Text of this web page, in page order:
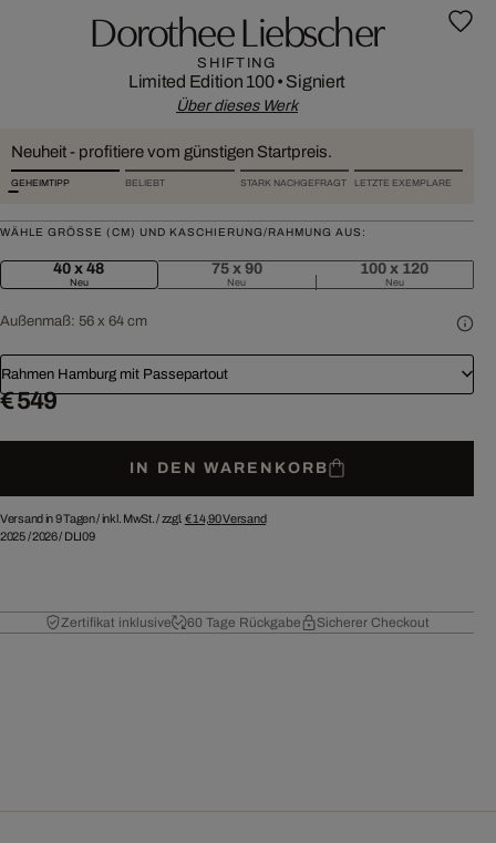
Dorothee Liebscher
SHIFTING
Limited Edition 100• Signiert
Über dieses Werk
Neuheit - profitiere vom günstigen Startpreis.
GEHEIMTIPP BELIEBT STARK NACHGEFRAGT LETZTE EXEMPLARE
WÄHLE GRÖSSE (CM) UND KASCHIERUNG/RAHMUNG AUS:
40 x 48
Neu
75 x 90
Neu
100 x 120
Neu
Außenmaß: 56 x 64 cm
Rahmen Hamburg mit Passepartout
€ 549
IN DEN WARENKORB
Versand in 9 Tagen /inkl. MwSt. / zzgl. € 14,90Versand
2025/2026/ DLI09
Zertifikat inklusive 60 Tage Rückgabe Sicherer Checkout